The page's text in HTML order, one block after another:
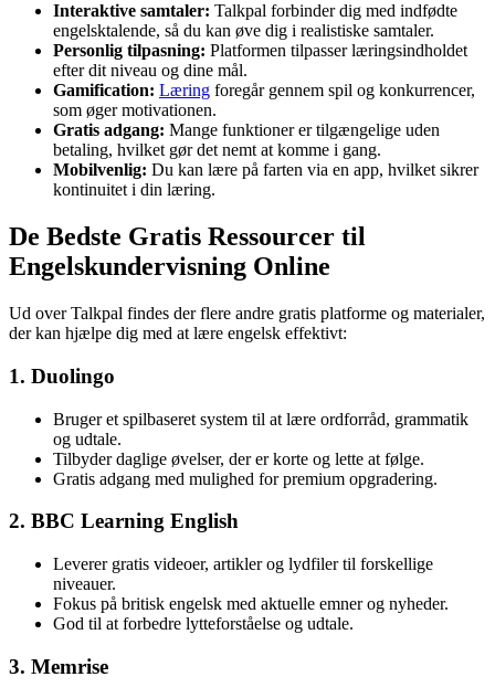
Interaktive samtaler: Talkpal forbinder dig med indfødte
engelsktalende, så du kan øve dig i realistiske samtaler.
Personlig tilpasning: Platformen tilpasser læringsindholdet
efter dit niveau og dine mål.
Gamification: Læring foregår gennem spil og konkurrencer,
som øger motivationen.
Gratis adgang: Mange funktioner er tilgængelige uden
betaling, hvilket gør det nemt at komme i gang.
Mobilvenlig: Du kan lære på farten via en app, hvilket sikrer
kontinuitet i din læring.
De Bedste Gratis Ressourcer til
Engelskundervisning Online
Ud over Talkpal findes der flere andre gratis platforme og materialer,
der kan hjælpe dig med at lære engelsk effektivt:
1. Duolingo
Bruger et spilbaseret system til at lære ordforråd, grammatik
og udtale.
Tilbyder daglige øvelser, der er korte og lette at følge.
Gratis adgang med mulighed for premium opgradering.
2. BBC Learning English
Leverer gratis videoer, artikler og lydfiler til forskellige
niveauer.
Fokus på britisk engelsk med aktuelle emner og nyheder.
God til at forbedre lytteforståelse og udtale.
3. Memrise